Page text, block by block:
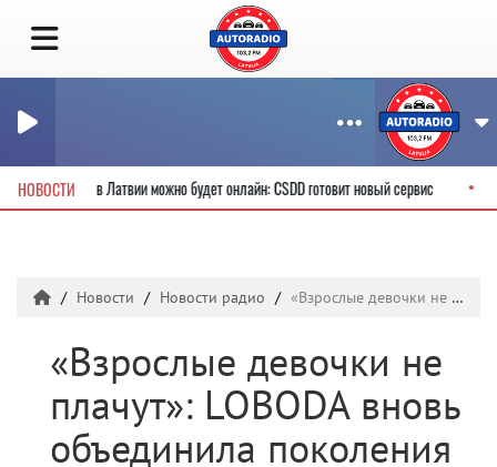
НОВОСТИправа в Латвии можно будет онлайн: CSDD готовит новый сервис
Новости Новости радио «Взрослые девочки не плачут»: LOBODA вновь объединила поколения новым треком о женской силе
«Взрослые девочки не
плачут»: LOBODA вновь
объединила поколения